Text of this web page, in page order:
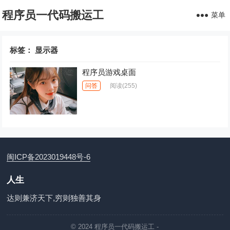
程序员一代码搬运工 菜单
标签： 显示器
程序员游戏桌面
问答 阅读(255)
闽ICP备2023019448号-6
人生
达则兼济天下,穷则独善其身
© 2024程序员一代码搬运工 -